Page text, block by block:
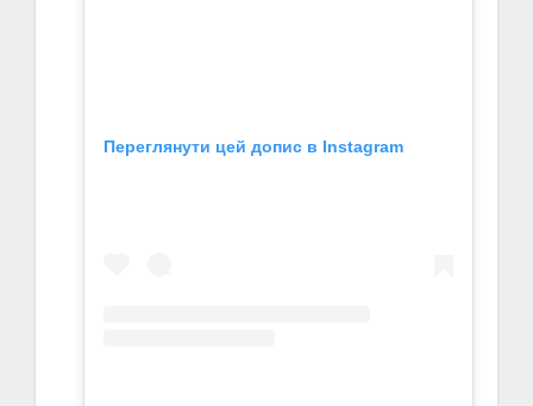
Переглянути цей допис в Instagram